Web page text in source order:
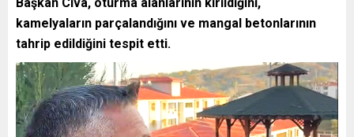
kamelyaların parçalandığını ve mangal betonlarının
tahrip edildiğini tespit etti.